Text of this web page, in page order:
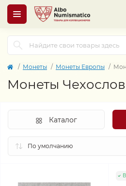
Монеты Монеты Европы
Монеты
Каталог